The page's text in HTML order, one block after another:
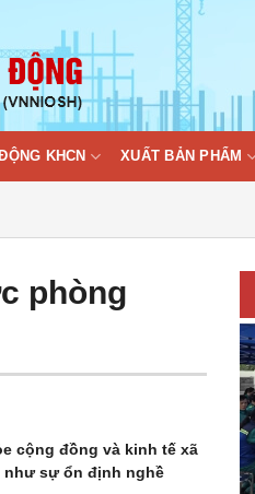
KHCN XUẤT BẢN PHẨM
phòng
cộng đồng và kinh tế xã
như sự ổn định nghề